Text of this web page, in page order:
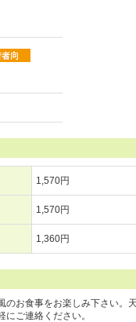
1,570円
1,570円
1,360円
お食事をお楽しみ下さい。
ご連絡ください。